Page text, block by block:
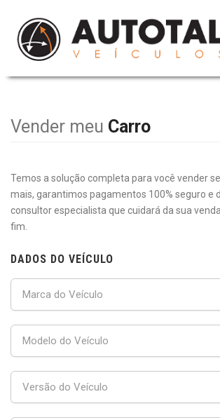
Vender meu Carro
Temos a solução completa para você vender
mais, garantimos pagamentos 100% seguro e
consultor especialista que cuidará da sua
fim.
DADOS DO VEÍCULO